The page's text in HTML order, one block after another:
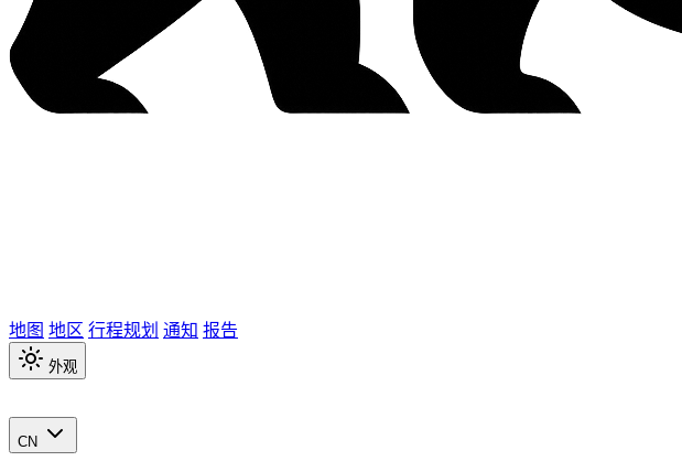
地图 地区 行程规划 通知 报告
外观
CN